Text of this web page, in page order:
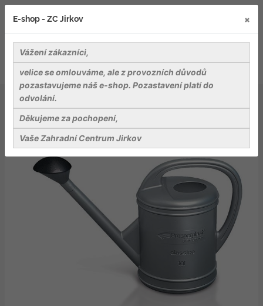
Záhradnické potřeby
Konev zahradní CLASSICO stříbrná 10l
E-shop - ZC Jirkov ×
Vážení zákazníci,
velice se omlouváme, ale z provozních důvodů
pozastavujeme náš e-shop. Pozastavení platí do
odvolání.
Děkujeme za pochopení,
Vaše Zahradní Centrum Jirkov